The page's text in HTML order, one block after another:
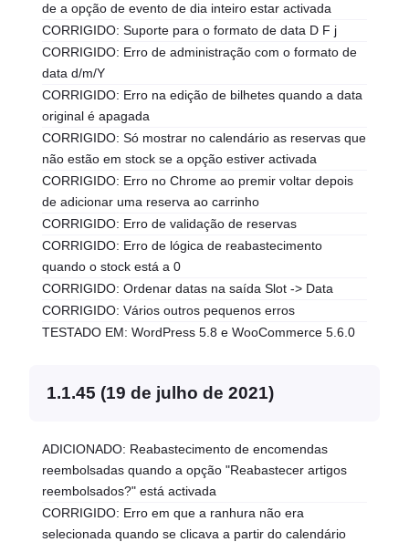
de a opção de evento de dia inteiro estar activada
CORRIGIDO: Suporte para o formato de data D F j
CORRIGIDO: Erro de administração com o formato de
data d/m/Y
CORRIGIDO: Erro na edição de bilhetes quando a data
original é apagada
CORRIGIDO: Só mostrar no calendário as reservas que
não estão em stock se a opção estiver activada
CORRIGIDO: Erro no Chrome ao premir voltar depois
de adicionar uma reserva ao carrinho
CORRIGIDO: Erro de validação de reservas
CORRIGIDO: Erro de lógica de reabastecimento
quando o stock está a 0
CORRIGIDO: Ordenar datas na saída Slot -> Data
CORRIGIDO: Vários outros pequenos erros
TESTADO EM: WordPress 5.8 e WooCommerce 5.6.0
1.1.45 (19 de julho de 2021)
ADICIONADO: Reabastecimento de encomendas
reembolsadas quando a opção "Reabastecer artigos
reembolsados?" está activada
CORRIGIDO: Erro em que a ranhura não era
selecionada quando se clicava a partir do calendário